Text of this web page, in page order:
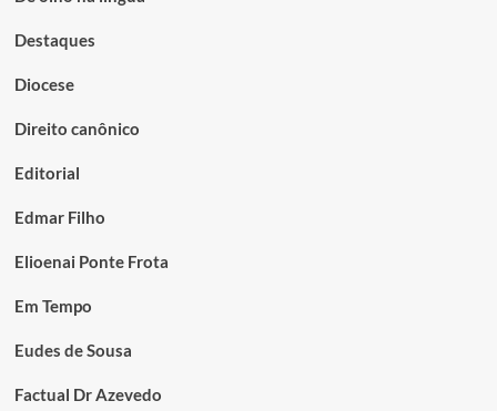
Destaques
Diocese
Direito canônico
Editorial
Edmar Filho
Elioenai Ponte Frota
Em Tempo
Eudes de Sousa
Factual Dr Azevedo